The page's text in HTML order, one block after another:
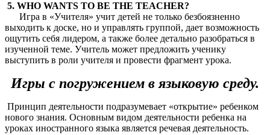
5. WHO WANTS TO BE THE TEACHER?
Игра в «Учителя» учит детей не только безбоязненно
выходить к доске, но и управлять группой, дает возможность
ощутить себя лидером, а также более детально разобраться в
изученной теме. Учитель может предложить ученику
выступить в роли учителя и провести фрагмент урока.
Игры с погружением в языковую среду.
Принцип деятельности подразумевает «открытие» ребенком
нового знания. Основным видом деятельности ребенка на
уроках иностранного языка является речевая деятельность.